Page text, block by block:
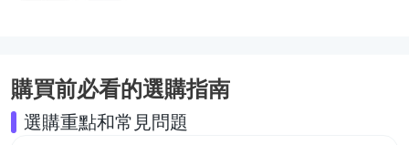
購買前必看的選購指南
選購重點和常見問題